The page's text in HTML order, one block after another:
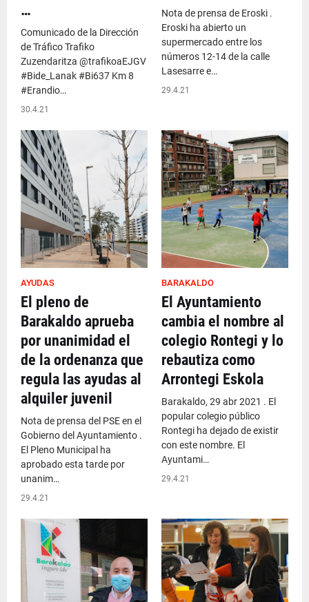
…
Comunicado de la Dirección
de Tráfico Trafiko
Zuzendaritza @trafikoaEJGV
#Bide_Lanak #Bi637 Km 8
#Erandio…
30.4.21
Nota de prensa de Eroski .
Eroski ha abierto un
supermercado entre los
números 12-14 de la calle
Lasesarre e…
29.4.21
AYUDAS
El pleno de
Barakaldo aprueba
por unanimidad el
de la ordenanza que
regula las ayudas al
alquiler juvenil
Nota de prensa del PSE en el
Gobierno del Ayuntamiento .
El Pleno Municipal ha
aprobado esta tarde por
unanim…
29.4.21
BARAKALDO
El Ayuntamiento
cambia el nombre al
colegio Rontegi y lo
rebautiza como
Arrontegi Eskola
Barakaldo, 29 abr 2021 . El
popular colegio público
Rontegi ha dejado de existir
con este nombre. El
Ayuntami…
29.4.21